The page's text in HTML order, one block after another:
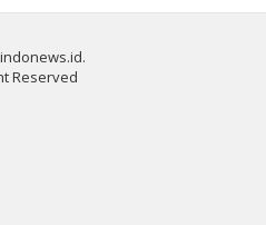
Reserved